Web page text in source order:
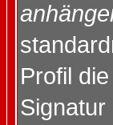
Profil